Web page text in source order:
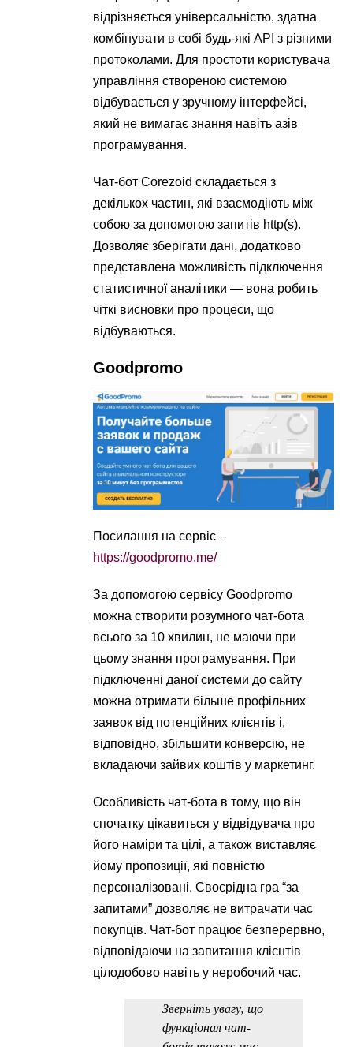
відрізняється універсальністю, здатна
комбінувати в собі будь-які API з різними
протоколами. Для простоти користувача
управління створеною системою
відбувається у зручному інтерфейсі,
який не вимагає знання навіть азів
програмування.
Чат-бот Corezoid складається з
декількох частин, які взаємодіють між
собою за допомогою запитів http(s).
Дозволяє зберігати дані, додатково
представлена ​​можливість підключення
статистичної аналітики — вона робить
чіткі висновки про процеси, що
відбуваються.
Goodpromo
Посилання на сервіс –
https://goodpromo.me/
За допомогою сервісу Goodpromo
можна створити розумного чат-бота
всього за 10 хвилин, не маючи при
цьому знання програмування. При
підключенні даної системи до сайту
можна отримати більше профільних
заявок від потенційних клієнтів і,
відповідно, збільшити конверсію, не
вкладаючи зайвих коштів у маркетинг.
Особливість чат-бота в тому, що він
спочатку цікавиться у відвідувача про
його наміри та цілі, а також виставляє
йому пропозиції, які повністю
персоналізовані. Своєрідна гра “за
запитами” дозволяє не витрачати час
покупців. Чат-бот працює безперервно,
відповідаючи на запитання клієнтів
цілодобово навіть у неробочий час.
Зверніть увагу, що
функціонал чат-